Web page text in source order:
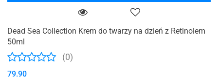
Dead Sea Collection Krem do twarzy na dzień z Retinolem
50ml
(0)
79.90